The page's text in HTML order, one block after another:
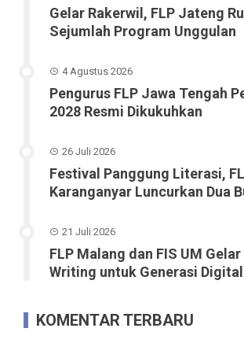
Gelar Rakerwil, FLP Jateng
Sejumlah Program Unggulan
4 Agustus 2026
Pengurus FLP Jawa Tengah
2028 Resmi Dikukuhkan
26 Juli 2026
Festival Panggung Literasi,
Karanganyar Luncurkan Dua
21 Juli 2026
FLP Malang dan FIS UM
Writing untuk Generasi Digital
KOMENTAR TERBARU